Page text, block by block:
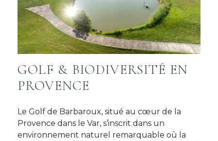
GOLF & BIODIVERSITÉ EN
PROVENCE
Le Golf de Barbaroux, situé au cœur de la
Provence dans le Var, s’inscrit dans un
environnement naturel remarquable où la